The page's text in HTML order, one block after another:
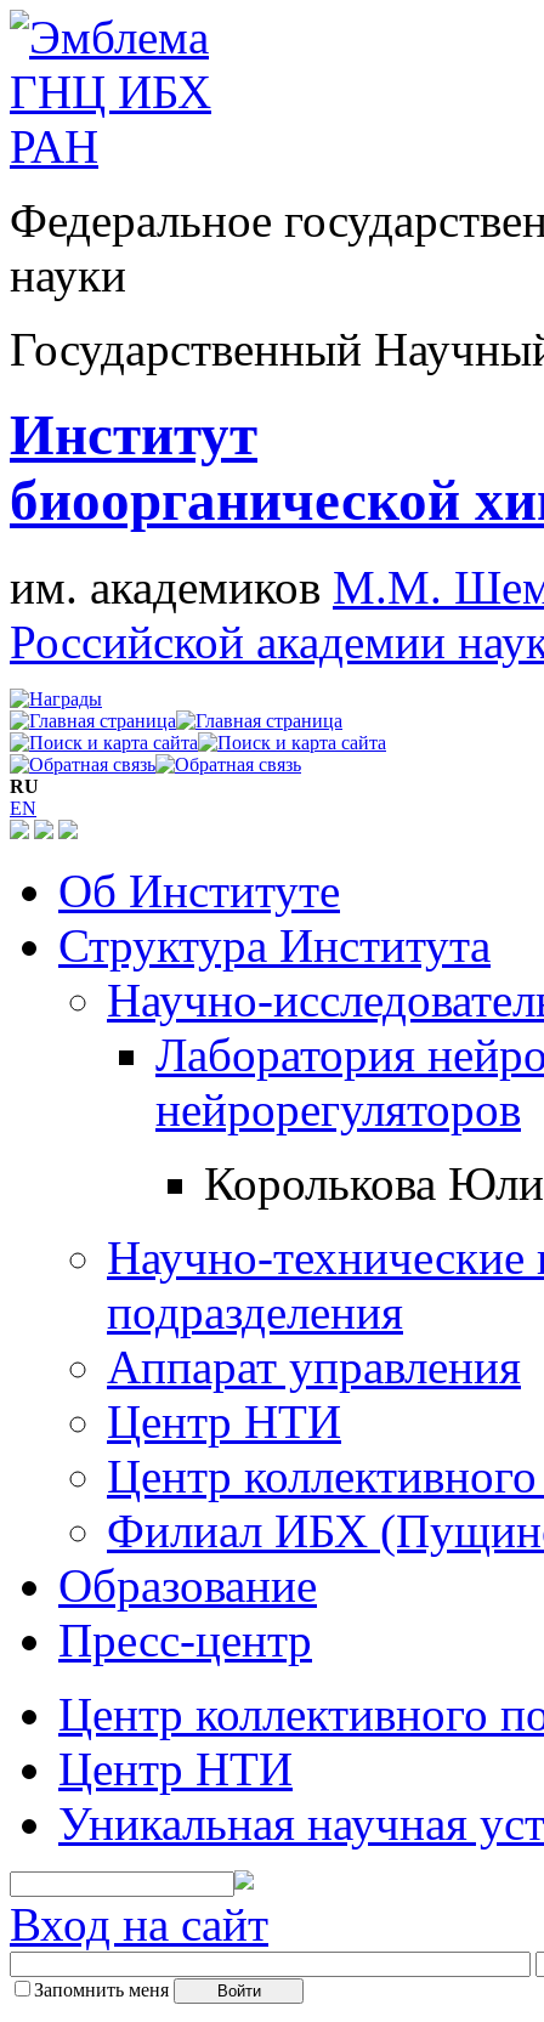
Федеральное
науки
Государственный
Институт
биоорганической
им. академиков М.М.
Российской академии
RU
EN
Об Институте
Структура Института
Научно-
Лаборатория
нейрорегуляторов
Королькова
Научно-технические
подразделения
Аппарат управления
Центр НТИ
Центр
Филиал ИБХ
Образование
Пресс-центр
Центр коллективного
Центр НТИ
Уникальная научная
Вход на сайт
Запомнить меня